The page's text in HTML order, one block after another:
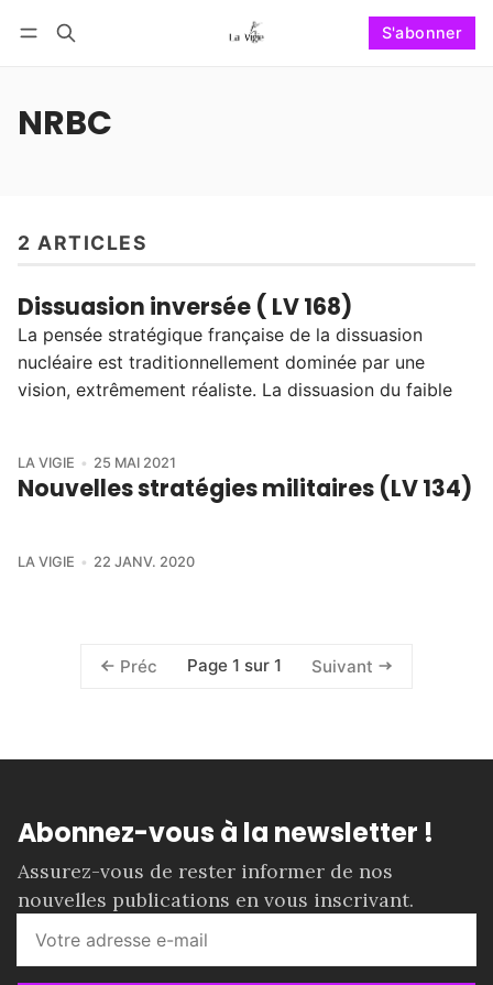
S'abonner
NRBC
2 ARTICLES
Dissuasion inversée ( LV 168)
La pensée stratégique française de la dissuasion
nucléaire est traditionnellement dominée par une
vision, extrêmement réaliste. La dissuasion du faible
LA VIGIE 25 MAI 2021
Nouvelles stratégies militaires (LV 134)
LA VIGIE 22 JANV. 2020
Préc Page 1 sur 1 Suivant
Abonnez-vous à la newsletter !
Assurez-vous de rester informer de nos
nouvelles publications en vous inscrivant.